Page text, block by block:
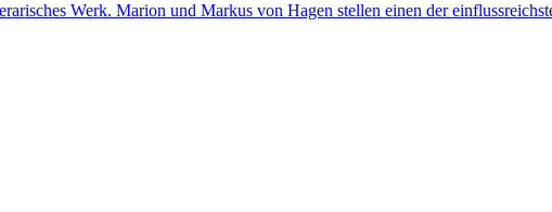
Werk. Marion und Markus von Hagen stellen einen der